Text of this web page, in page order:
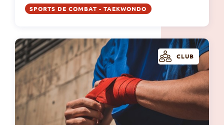
SPORTS DE COMBAT - TAEKWONDO
CLUB